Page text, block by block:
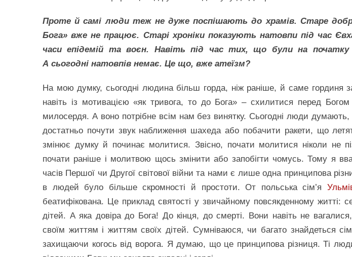
Проте й самі люди теж не дуже поспішають до храмів. Старе
Бога» вже не працює. Старі хроніки показують натовпи під час
часи епідемій та воєн. Навіть під час тих, що були на
А сьогодні натовпів немає. Це що, вже атеїзм?
На мою думку, сьогодні людина більш горда, ніж раніше, й саме гординя
навіть із мотивацією «як тривога, то до Бога» – схилитися перед
милосердя. А воно потрібне всім нам без винятку. Сьогодні люди
достатньо почути звук наближення шахеда або побачити ракети, що
змінює думку й починає молитися. Звісно, почати молитися ніколи не
почати раніше і молитвою щось змінити або запобігти чомусь. Тому я
часів Першої чи Другої світової війни та нами є лише одна принципова
в людей було більше скромності й простоти. От польська сім’я
беатифікована. Це приклад святості у звичайному повсякденному житті:
дітей. А яка довіра до Бога! До кінця, до смерті. Вони навіть не
своїм життям і життям своїх дітей. Сумніваюся, чи багато знайдеться
захищаючи когось від ворога. Я думаю, що це принципова різниця. Ті